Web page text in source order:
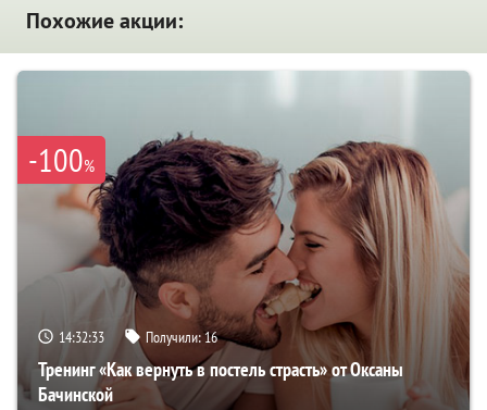
Похожие акции:
-100%
14:32:32 Получили:16
Тренинг «Как вернуть в постель страсть» от Оксаны
Бачинской